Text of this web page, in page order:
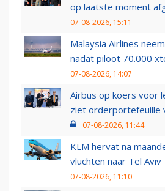
op laatste moment
07-08-2026, 15:11
Malaysia Airlines
nadat piloot 70.000
07-08-2026, 14:07
Airbus op koers voor
ziet orderportefeuille
07-08-2026, 11:44
KLM hervat na
vluchten naar Tel Aviv
07-08-2026, 11:10